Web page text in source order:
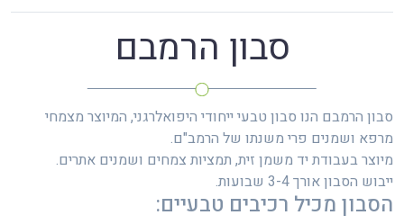
סבון הרמבם
סבון הרמבם הנו סבון טבעי ייחודי היפואלרגני, המיוצר מצמחי
מרפא ושמנים פרי משנתו של הרמב"ם.
מיוצר בעבודת יד משמן זית, תמציות צמחים ושמנים אתרים.
ייבוש הסבון אורך 3-4 שבועות.
הסבון מכיל רכיבים טבעיים: